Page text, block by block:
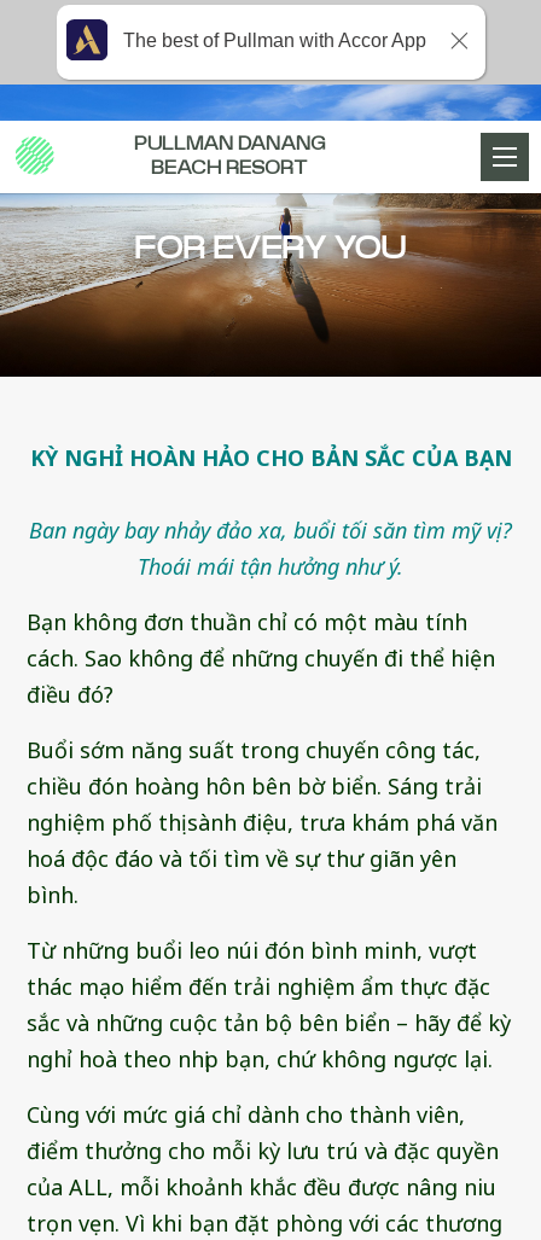
FOR EVERY YOU
KỲ NGHỈ HOÀN HẢO CHO BẢN SẮC CỦA BẠN
Ban ngày bay nhảy đảo xa, buổi tối săn tìm mỹ vị?
Thoái mái tận hưởng như ý.
Bạn không đơn thuần chỉ có một màu tính
cách. Sao không để những chuyến đi thể hiện
điều đó?
Buổi sớm năng suất trong chuyến công tác,
chiều đón hoàng hôn bên bờ biển. Sáng trải
nghiệm phố thị sành điệu, trưa khám phá văn
hoá độc đáo và tối tìm về sự thư giãn yên
bình.
Từ những buổi leo núi đón bình minh, vượt
thác mạo hiểm đến trải nghiệm ẩm thực đặc
sắc và những cuộc tản bộ bên biển – hãy để kỳ
nghỉ hoà theo nhịp bạn, chứ không ngược lại.
Cùng với mức giá chỉ dành cho thành viên,
điểm thưởng cho mỗi kỳ lưu trú và đặc quyền
của ALL, mỗi khoảnh khắc đều được nâng niu
trọn vẹn. Vì khi bạn đặt phòng với các thương
PULLMAN DANANG
BEACH RESORT
The best of Pullman with Accor App